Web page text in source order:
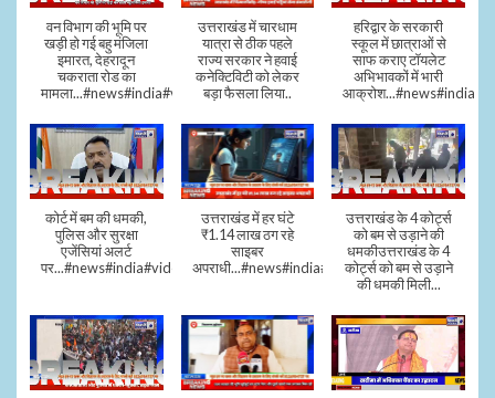
वन विभाग की भूमि पर
खड़ी हो गई बहु मंजिला
इमारत, देहरादून
चकराता रोड का
मामला...#news#india#video
उत्तराखंड में चारधाम
यात्रा से ठीक पहले
राज्य सरकार ने हवाई
कनेक्टिविटी को लेकर
बड़ा फैसला लिया..
हरिद्वार के सरकारी
स्कूल में छात्राओं से
साफ कराए टॉयलेट
अभिभावकों में भारी
आक्रोश...#news#india
कोर्ट में बम की धमकी,
पुलिस और सुरक्षा
एजेंसियां अलर्ट
पर...#news#india#video#viral
उत्तराखंड में हर घंटे
₹1.14 लाख ठग रहे
साइबर
अपराधी...#news#india#video#viral
उत्तराखंड के 4 कोर्ट्स
को बम से उड़ाने की
धमकीउत्तराखंड के 4
कोर्ट्स को बम से उड़ाने
की धमकी मिली...